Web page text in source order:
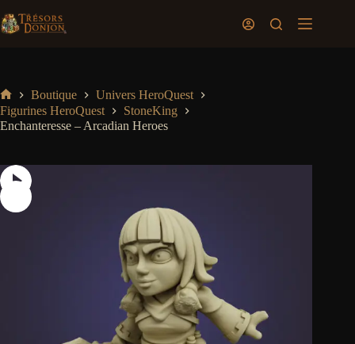
au
contenu
Accueil
Boutique
Univers HeroQuest
Figurines HeroQuest
StoneKing
Enchanteresse – Arcadian Heroes